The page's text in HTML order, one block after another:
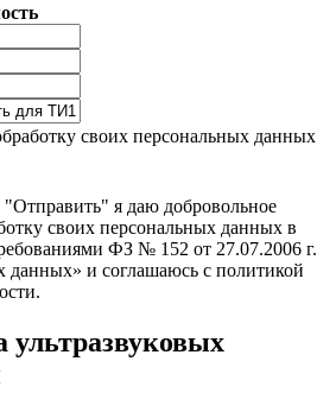
своих персональных данных
я даю добровольное
своих персональных данных в
ФЗ № 152 от 27.07.2006 г.
данных» и соглашаюсь с политикой